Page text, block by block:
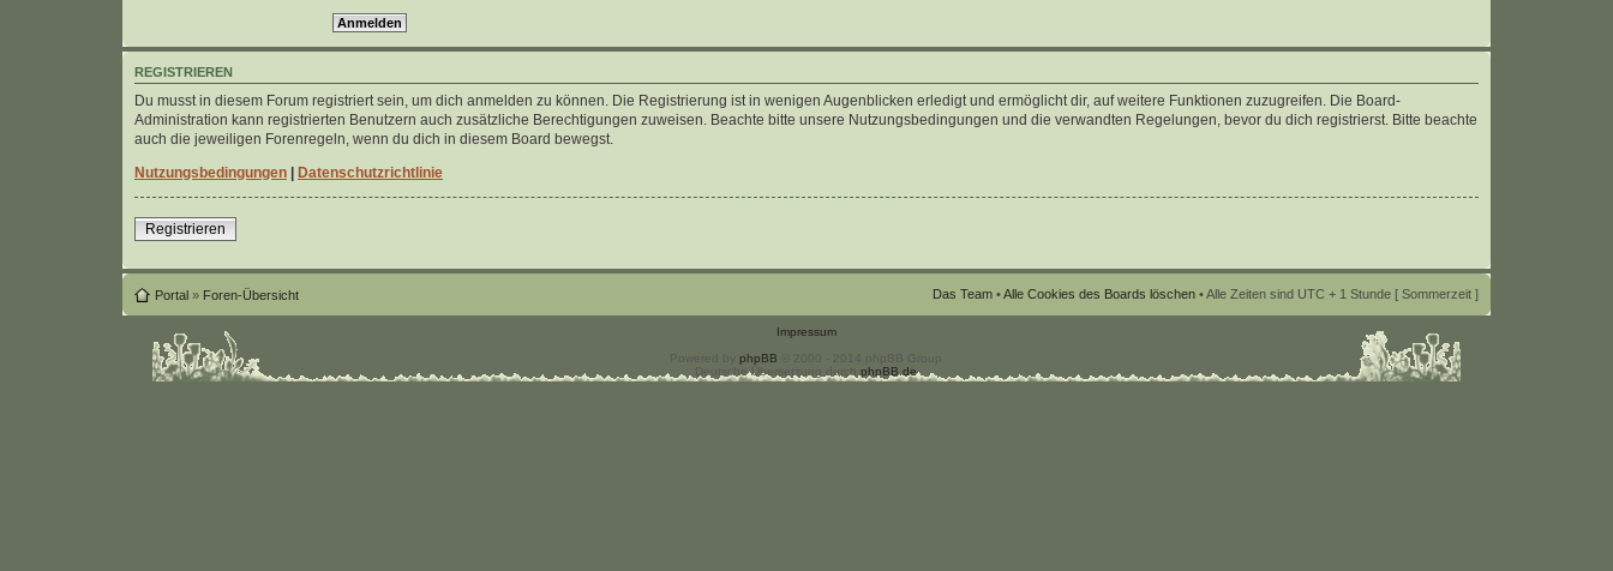
REGISTRIEREN
Du musst in diesem Forum registriert sein, um dich anmelden zu können. Die Registrierung ist in wenigen Augenblicken erledigt und ermöglicht dir, auf weitere Funktionen zuzugreifen. Die Board-
Administration kann registrierten Benutzern auch zusätzliche Berechtigungen zuweisen. Beachte bitte unsere Nutzungsbedingungen und die verwandten Regelungen, bevor du dich registrierst. Bitte beachte
auch die jeweiligen Forenregeln, wenn du dich in diesem Board bewegst.
Nutzungsbedingungen | Datenschutzrichtlinie
Registrieren
Portal » Foren-Übersicht Das Team •Alle Cookies des Boards löschen • Alle Zeiten sind UTC + 1 Stunde [ Sommerzeit ]
Impressum
Powered by phpBB © 2000 - 2014 phpBB Group
Deutsche Übersetzung durch phpBB.de